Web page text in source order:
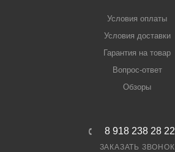
Условия оплаты
Условия доставки
Гарантия на товар
Вопрос-ответ
Обзоры
8 918 238 28 22
ЗАКАЗАТЬ ЗВОНОК